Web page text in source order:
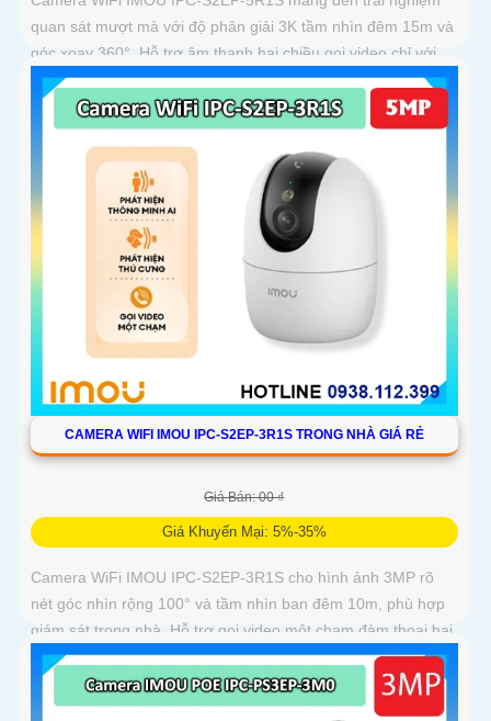
quan sát mượt mà với độ phân giải 3K tầm nhìn đêm 15m và
góc xoay 360°. Hỗ trợ âm thanh hai chiều gọi video chỉ với
một chạm và lưu trữ thẻ nhớ tới 256GB
CAMERA WIFI IMOU IPC-S2EP-3R1S TRONG NHÀ GIÁ RẺ
Giá Bán: 00 ₫
Giá Khuyến Mại: 5%-35%
Camera WiFi IMOU IPC-S2EP-3R1S cho hình ảnh 3MP rõ
nét góc nhìn rộng 100° và tầm nhìn ban đêm 10m, phù hợp
giám sát trong nhà. Hỗ trợ gọi video một chạm đàm thoại hai
chiều và kết nối Wi-Fi ổn định giúp quan sát từ xa